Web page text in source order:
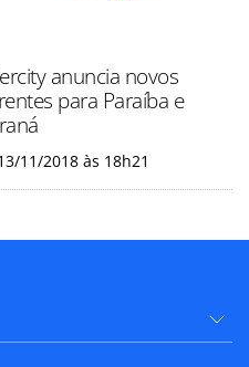
anuncia novos
para Paraíba e
11/2018 às 18h21